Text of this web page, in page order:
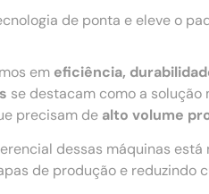
de ponta e eleve o
em eficiência,
se destacam como a
precisam de alto volume
dessas máquinas
de produção e reduzindo